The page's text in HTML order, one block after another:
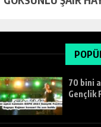
70 bini
Gençlik